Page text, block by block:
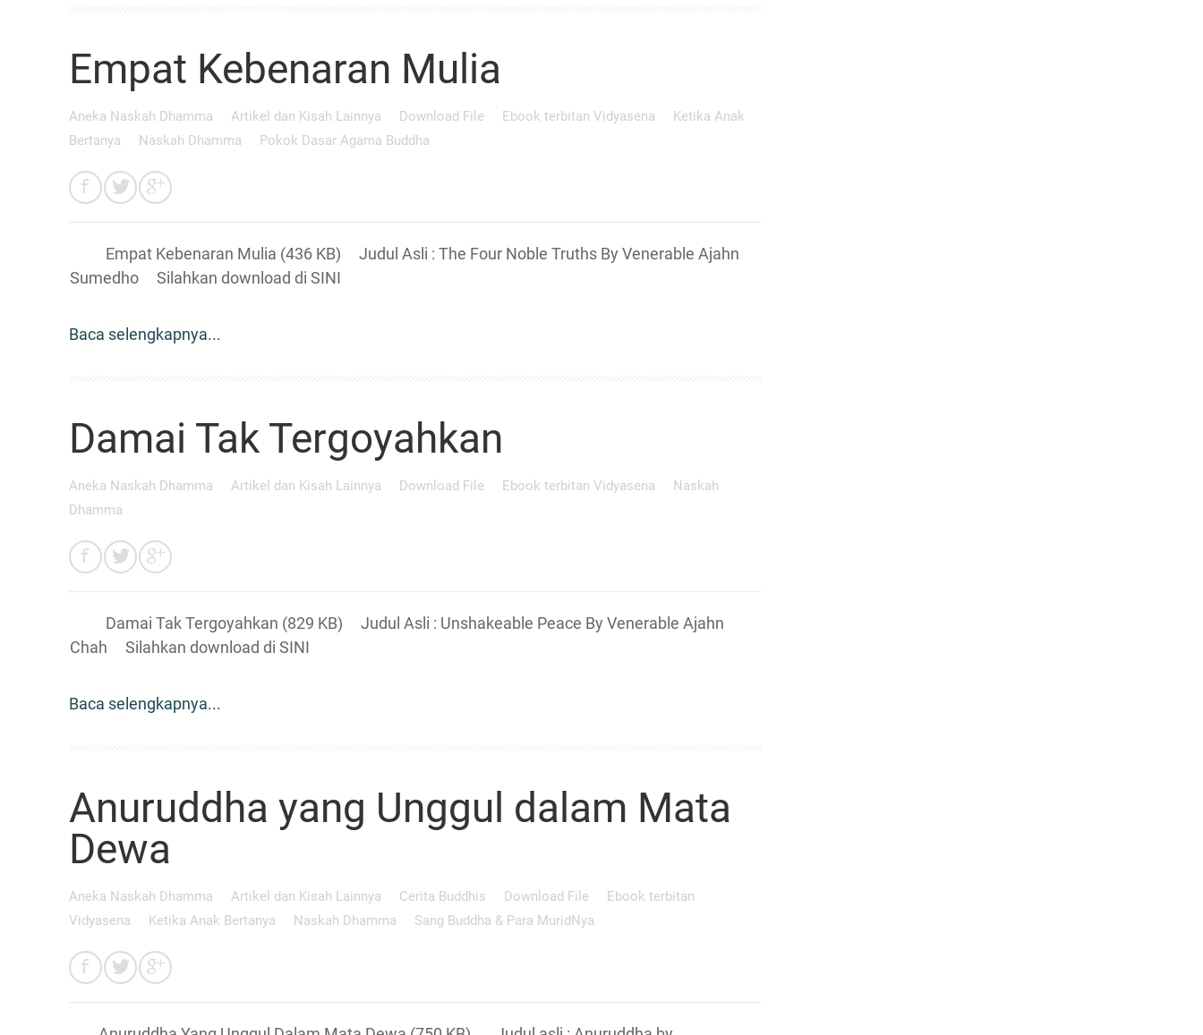
Empat Kebenaran Mulia
Aneka Naskah Dhamma Artikel dan Kisah Lainnya Download File Ebook terbitan Vidyasena
Ketika Anak
Bertanya
Naskah Dhamma Pokok Dasar Agama Buddha
Empat Kebenaran Mulia (436 KB) Judul Asli : The Four Noble Truths By Venerable Ajahn
Sumedho Silahkan download di SINI
Baca selengkapnya...
Damai Tak Tergoyahkan
Aneka Naskah Dhamma Artikel dan Kisah Lainnya Download File Ebook terbitan Vidyasena
Naskah
Dhamma
Damai Tak Tergoyahkan (829 KB) Judul Asli : Unshakeable Peace By Venerable Ajahn
Chah Silahkan download di SINI
Baca selengkapnya...
Anuruddha yang Unggul dalam Mata
Dewa
Aneka Naskah Dhamma Artikel dan Kisah Lainnya Cerita Buddhis Download File
Ebook terbitan
Vidyasena
Ketika Anak Bertanya Naskah Dhamma Sang Buddha & Para MuridNya